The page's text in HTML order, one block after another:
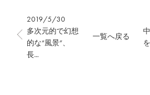
2019/5/30
多次元的で幻想
的な“風景”、
長...
一覧へ戻る